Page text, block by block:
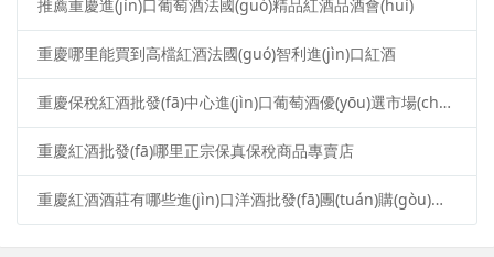
推薦重慶進(jìn)口葡萄酒法國(guó)精品紅酒品酒會(huì)
重慶哪里能買到高檔紅酒法國(guó)智利進(jìn)口紅酒
重慶保稅紅酒批發(fā)中心進(jìn)口葡萄酒優(yōu)選市場(chǎng)
重慶紅酒批發(fā)哪里正宗保真保稅商品專賣店
重慶紅酒酒莊有哪些進(jìn)口洋酒批發(fā)團(tuán)購(gòu)公司